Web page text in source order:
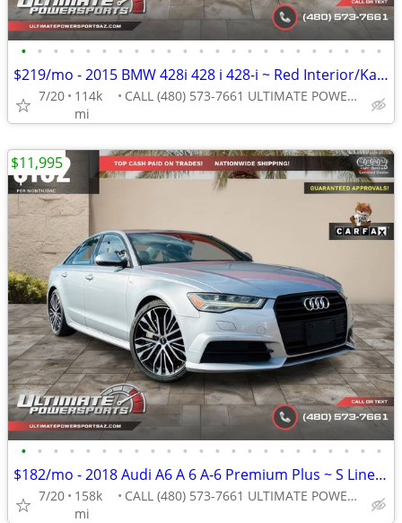
• • • • • • • • • • • • • • • • • • • • • • •
$219/mo - 2015 BMW 428i 428 i 428-i ~ Red Interior/Kalahari Beige Met
7/20
114k
mi
CALL (480) 573-7661 ULTIMATE POWERSPORTS
• • • • • • • • • • • • • • • • • • • • • • •
$182/mo - 2018 Audi A6 A 6 A-6 Premium Plus ~ S Line WE FINANCE ALL CR
7/20
158k
mi
CALL (480) 573-7661 ULTIMATE POWERSPORTS
$11,995